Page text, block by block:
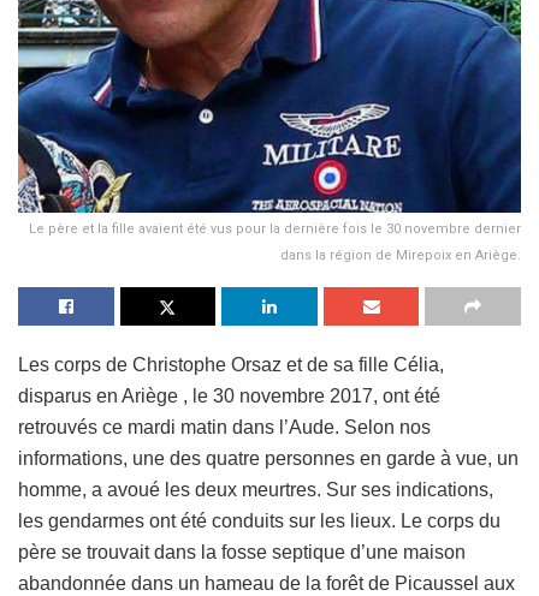
Le père et la fille avaient été vus pour la dernière fois le 30 novembre dernier
dans la région de Mirepoix en Ariège.
Les corps de Christophe Orsaz et de sa fille Célia,
disparus en Ariège , le 30 novembre 2017, ont été
retrouvés ce mardi matin dans l’Aude. Selon nos
informations, une des quatre personnes en garde à vue, un
homme, a avoué les deux meurtres. Sur ses indications,
les gendarmes ont été conduits sur les lieux. Le corps du
père se trouvait dans la fosse septique d’une maison
abandonnée dans un hameau de la forêt de Picaussel aux